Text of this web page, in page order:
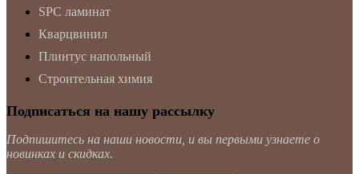
SPC ламинат
Кварцвинил
Плинтус напольный
Строительная химия
Подписаться на нашу рассылку
Подпишитесь на наши новости, и вы первыми узнаете о
новинках и скидках.